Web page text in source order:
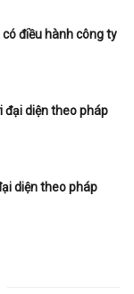
điều hành công ty
đại diện theo pháp
diện theo pháp